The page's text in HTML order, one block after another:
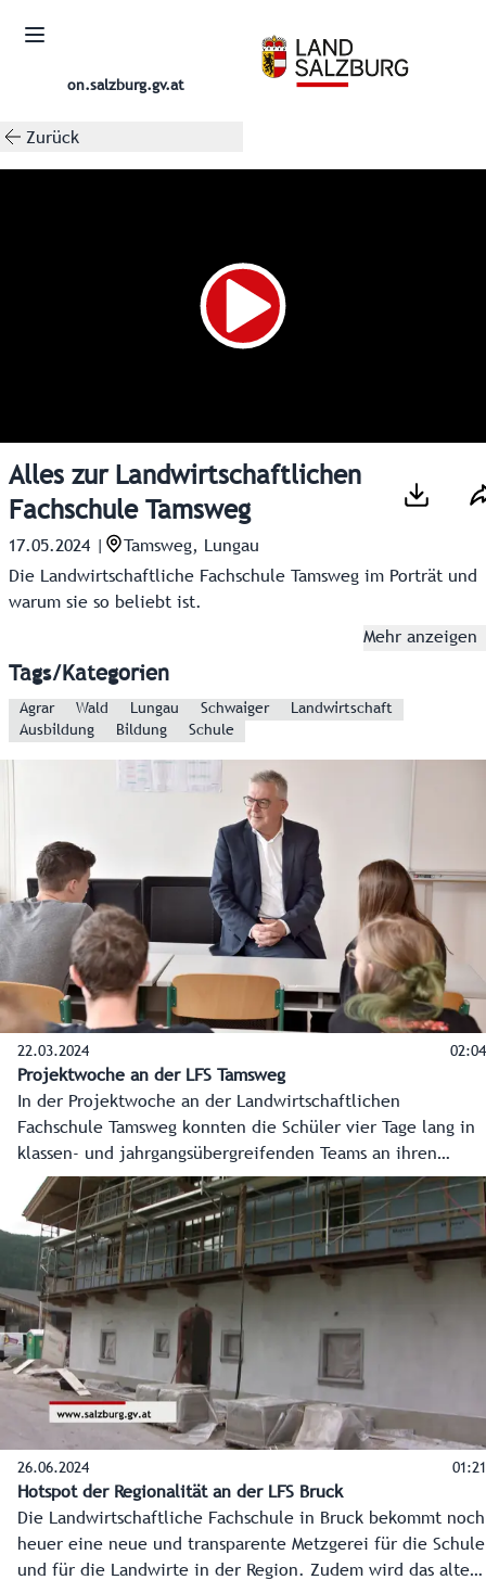
on.salzburg.gv.at
Zurück
Alles zur Landwirtschaftlichen
Fachschule Tamsweg
17.05.2024
Tamsweg, Lungau
Die Landwirtschaftliche Fachschule Tamsweg im Porträt und
warum sie so beliebt ist.
Mehr anzeigen
Tags/Kategorien
Agrar Wald Lungau Schwaiger
Landwirtschaft
Ausbildung
Bildung Schule
22.03.2024 02:04
Projektwoche an der LFS Tamsweg
In der Projektwoche an der Landwirtschaftlichen
Fachschule Tamsweg konnten die Schüler vier Tage lang in
klassen- und jahrgangsübergreifenden Teams an ihren
Lieblingsprojekten arbeiten. Vom Bildstock bis zum Schutz
für Bienenstöcke waren vielfältige handwerkliche
Meisterstücke dabei. Das schafft nicht nur Mehrwert im
Unterricht, sondern schweißt die Schüler noch enger
zusammen.
26.06.2024 01:21
Hotspot der Regionalität an der LFS Bruck
Die Landwirtschaftliche Fachschule in Bruck bekommt noch
heuer eine neue und transparente Metzgerei für die Schule
und für die Landwirte in der Region. Zudem wird das alte